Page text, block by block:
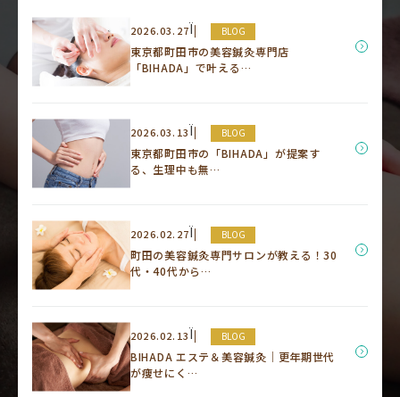
2026.03.27Ï BLOG
東京都町田市の美容鍼灸専門店
「BIHADA」で叶える…
2026.03.13Ï BLOG
東京都町田市の「BIHADA」が提案す
る、生理中も無…
2026.02.27Ï BLOG
町田の美容鍼灸専門サロンが教える！30
代・40代から…
2026.02.13Ï BLOG
BIHADA エステ＆美容鍼灸｜更年期世代
が痩せにく…